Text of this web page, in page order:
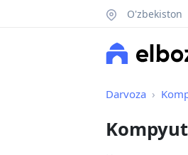
O'zbekiston
Darvoza